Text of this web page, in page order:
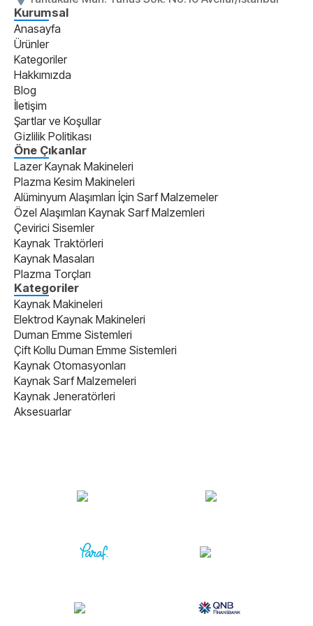
Kurumsal
Anasayfa
Ürünler
Kategoriler
Hakkımızda
Blog
İletişim
Şartlar ve Koşullar
Gizlilik Politikası
Öne Çıkanlar
Lazer Kaynak Makineleri
Plazma Kesim Makineleri
Alüminyum Alaşımları İçin Sarf Malzemeler
Özel Alaşımları Kaynak Sarf Malzemleri
Çevirici Sisemler
Kaynak Traktörleri
Kaynak Masaları
Plazma Torçları
Kategoriler
Kaynak Makineleri
Elektrod Kaynak Makineleri
Duman Emme Sistemleri
Çift Kollu Duman Emme Sistemleri
Kaynak Otomasyonları
Kaynak Sarf Malzemeleri
Kaynak Jeneratörleri
Aksesuarlar